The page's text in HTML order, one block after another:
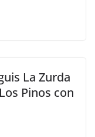
La Zurda
Pinos con